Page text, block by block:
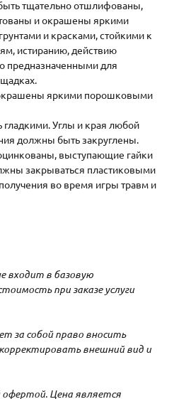
тщательно отшлифованы,
и окрашены яркими
и красками, стойкими к
истиранию, действию
предназначенными для
яркими порошковыми
Углы и края любой
должны быть закруглены.
выступающие гайки
закрываться пластиковыми
во время игры травм и
входит в базовую
при заказе услуги
за собой право вносить
внешний вид и
Цена является